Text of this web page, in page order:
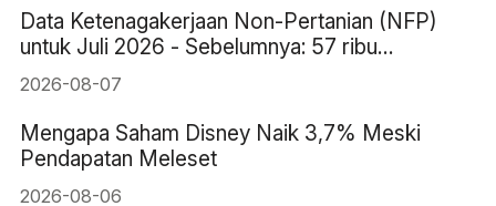
Data Ketenagakerjaan Non-Pertanian (NFP)
untuk Juli 2026 - Sebelumnya: 57 ribu
Perkiraan: 83 ribu
2026-08-07
Mengapa Saham Disney Naik 3,7% Meski
Pendapatan Meleset
2026-08-06